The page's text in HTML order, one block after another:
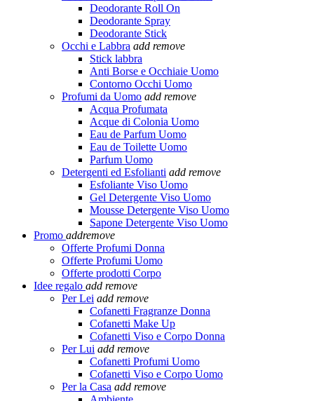
Deodorante Roll On
Deodorante Spray
Deodorante Stick
Occhi e Labbra add remove
Stick labbra
Anti Borse e Occhiaie Uomo
Contorno Occhi Uomo
Profumi da Uomo add remove
Acqua Profumata
Acque di Colonia Uomo
Eau de Parfum Uomo
Eau de Toilette Uomo
Parfum Uomo
Detergenti ed Esfolianti add remove
Esfoliante Viso Uomo
Gel Detergente Viso Uomo
Mousse Detergente Viso Uomo
Sapone Detergente Viso Uomo
Promo addremove
Offerte Profumi Donna
Offerte Profumi Uomo
Offerte prodotti Corpo
Idee regalo add remove
Per Lei add remove
Cofanetti Fragranze Donna
Cofanetti Make Up
Cofanetti Viso e Corpo Donna
Per Lui add remove
Cofanetti Profumi Uomo
Cofanetti Viso e Corpo Uomo
Per la Casa add remove